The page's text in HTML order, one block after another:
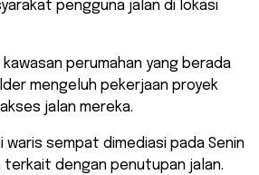
pengguna jalan di lokasi
perumahan yang berada
mengeluh pekerjaan proyek
jalan mereka.
waris sempat dimediasi pada Senin
terkait dengan penutupan jalan.